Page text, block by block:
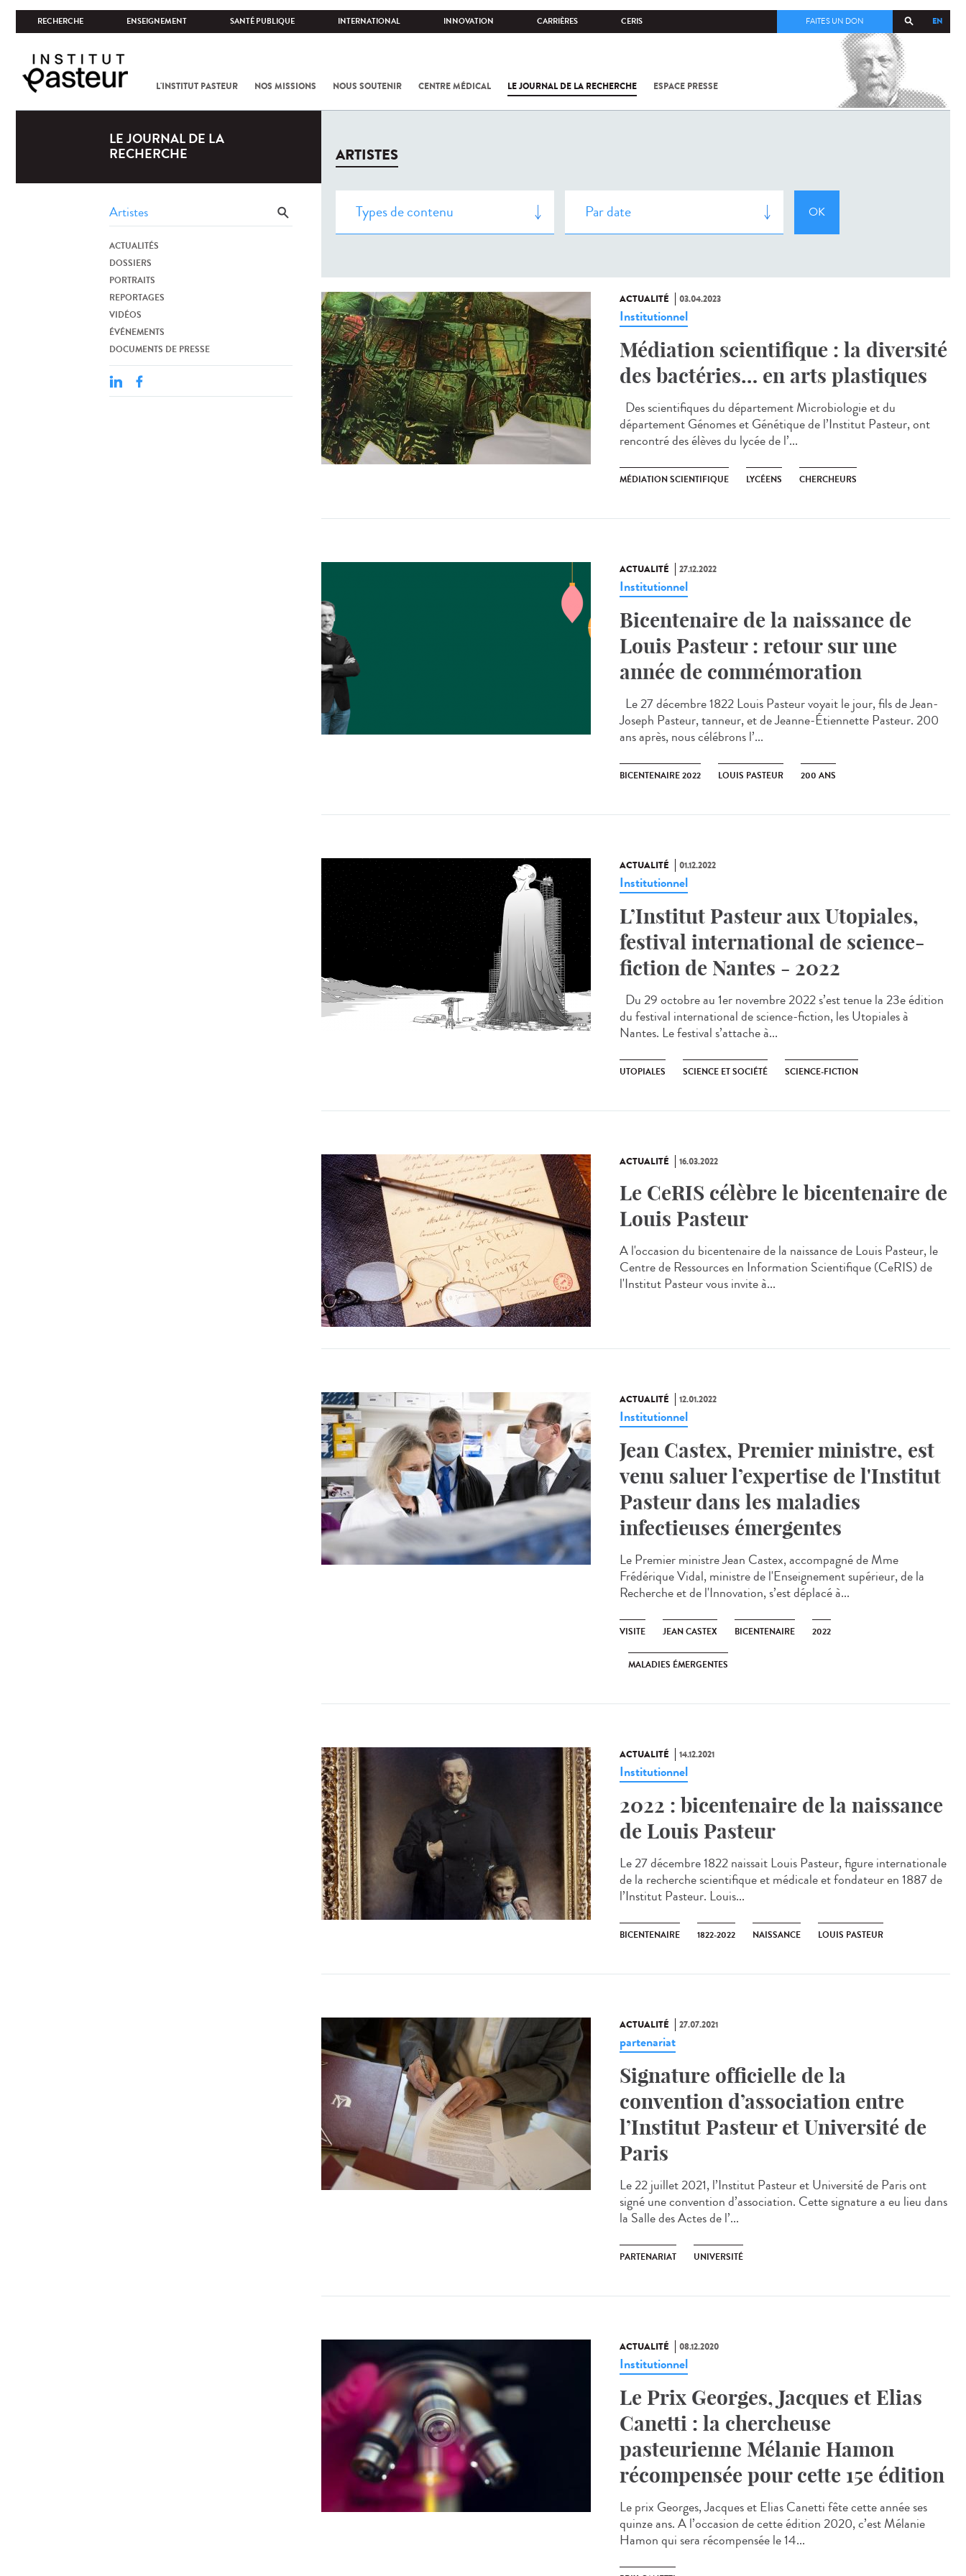
RECHERCHE ENSEIGNEMENT SANTÉ PUBLIQUE INTERNATIONAL INNOVATION CARRIÈRES CERIS EN
FAITES UN DON
L'INSTITUT PASTEUR NOS MISSIONS NOUS SOUTENIR CENTRE MÉDICAL LE JOURNAL DE LA RECHERCHE ESPACE PRESSE
COV-2 /
LE JOURNAL DE LA
RECHERCHE
ACTUALITÉS
DOSSIERS
PORTRAITS
REPORTAGES
VIDÉOS
ÉVÉNEMENTS
DOCUMENTS DE PRESSE
ARTISTES
ACTUALITÉ 03.04.2023
Institutionnel
Médiation scientifique : la diversité
des bactéries… en arts plastiques
Des scientifiques du département Microbiologie et du
département Génomes et Génétique de l’Institut Pasteur, ont
rencontré des élèves du lycée de l’...
MÉDIATION SCIENTIFIQUE LYCÉENS CHERCHEURS
ACTUALITÉ 27.12.2022
Institutionnel
Bicentenaire de la naissance de
Louis Pasteur : retour sur une
année de commémoration
Le 27 décembre 1822 Louis Pasteur voyait le jour, fils de Jean-
Joseph Pasteur, tanneur, et de Jeanne-Étiennette Pasteur. 200
ans après, nous célébrons l’...
BICENTENAIRE 2022 LOUIS PASTEUR 200 ANS
ACTUALITÉ 01.12.2022
Institutionnel
L’Institut Pasteur aux Utopiales,
festival international de science-
fiction de Nantes - 2022
Du 29 octobre au 1er novembre 2022 s’est tenue la 23e édition
du festival international de science-fiction, les Utopiales à
Nantes. Le festival s’attache à...
UTOPIALES SCIENCE ET SOCIÉTÉ SCIENCE-FICTION
ACTUALITÉ 16.03.2022
Le CeRIS célèbre le bicentenaire de
Louis Pasteur
A l'occasion du bicentenaire de la naissance de Louis Pasteur, le
Centre de Ressources en Information Scientifique (CeRIS) de
l'Institut Pasteur vous invite à...
ACTUALITÉ 12.01.2022
Institutionnel
Jean Castex, Premier ministre, est
venu saluer l’expertise de l'Institut
Pasteur dans les maladies
infectieuses émergentes
Le Premier ministre Jean Castex, accompagné de Mme
Frédérique Vidal, ministre de l'Enseignement supérieur, de la
Recherche et de l'Innovation, s’est déplacé à...
VISITE JEAN CASTEX BICENTENAIRE 2022
MALADIES ÉMERGENTES
ACTUALITÉ 14.12.2021
Institutionnel
2022 : bicentenaire de la naissance
de Louis Pasteur
Le 27 décembre 1822 naissait Louis Pasteur, figure internationale
de la recherche scientifique et médicale et fondateur en 1887 de
l’Institut Pasteur. Louis...
BICENTENAIRE 1822-2022 NAISSANCE LOUIS PASTEUR
ACTUALITÉ 27.07.2021
partenariat
Signature officielle de la
convention d’association entre
l’Institut Pasteur et Université de
Paris
Le 22 juillet 2021, l’Institut Pasteur et Université de Paris ont
signé une convention d’association. Cette signature a eu lieu dans
la Salle des Actes de l’...
PARTENARIAT UNIVERSITÉ
ACTUALITÉ 08.12.2020
Institutionnel
Le Prix Georges, Jacques et Elias
Canetti : la chercheuse
pasteurienne Mélanie Hamon
récompensée pour cette 15e édition
Le prix Georges, Jacques et Elias Canetti fête cette année ses
quinze ans. A l’occasion de cette édition 2020, c’est Mélanie
Hamon qui sera récompensée le 14...